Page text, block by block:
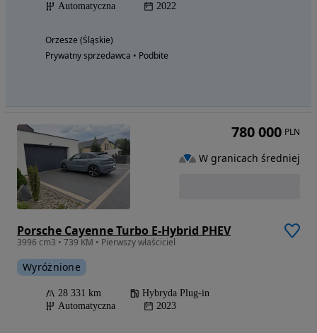
Automatyczna
2022
Orzesze (Śląskie)
Prywatny sprzedawca • Podbite
Porsche Cayenne Turbo E-Hybrid PHEV
3996 cm3 • 739 KM • Pierwszy właściciel
Wyróżnione
28 331 km
Hybryda Plug-in
Automatyczna
2023
780 000 PLN
W granicach średniej